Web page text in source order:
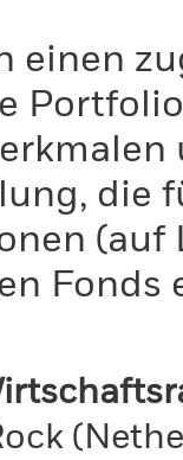
einen
die
Fonds